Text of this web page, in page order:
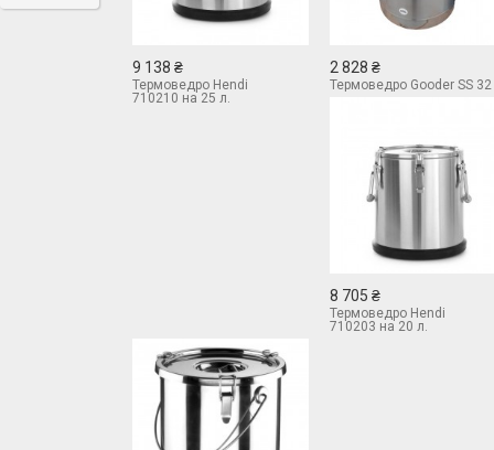
9 138 ₴
Термоведро Hendi
710210 на 25 л.
2 828 ₴
Термоведро Gooder SS 32
8 705 ₴
Термоведро Hendi
710203 на 20 л.